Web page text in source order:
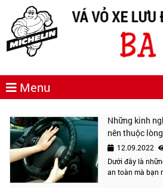
Menu
Những kinh
nên thuộc lòng
12.09.2022
Dưới đây là
an toàn mà bạn
thường gặp